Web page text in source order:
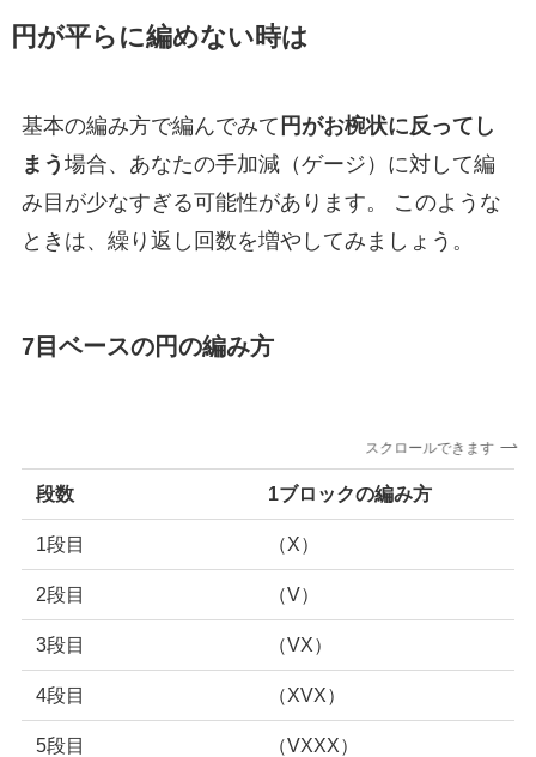
円が平らに編めない時は
基本の編み方で編んでみて 円がお椀状に反ってし
まう 場合、あなたの手加減（ゲージ）に対して編
み目が少なすぎる可能性があります。 このような
ときは、繰り返し回数を増やしてみましょう。
7目ベースの円の編み方
スクロールできます
段数 1ブロックの編み方
1段目 （X）
2段目 （V）
3段目 （VX）
4段目 （XVX）
5段目 （VXXX）